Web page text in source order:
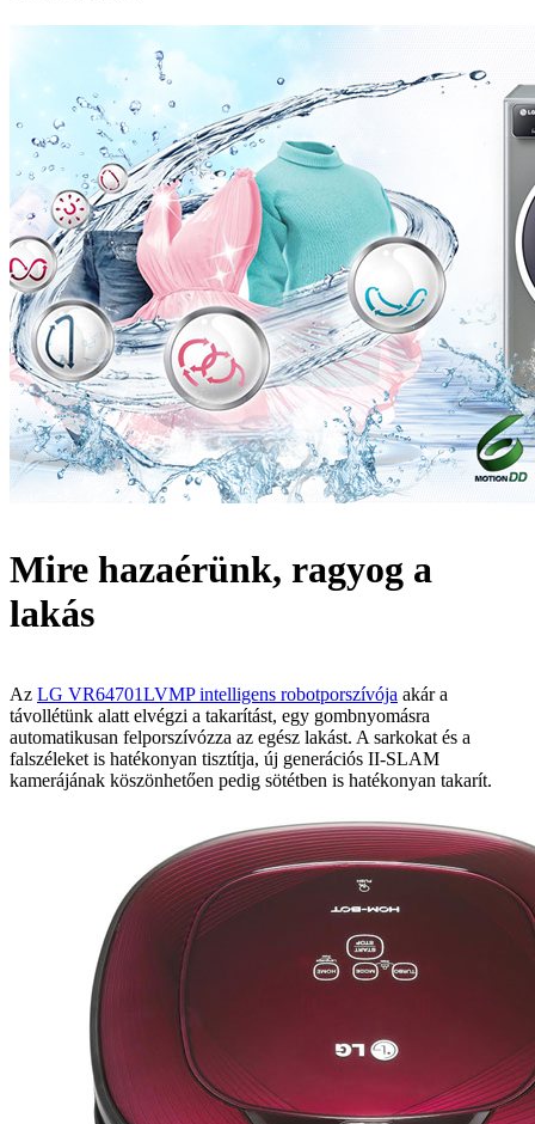
Mire hazaérünk, ragyog a
lakás
Az LG VR64701LVMP intelligens robotporszívója akár a
távollétünk alatt elvégzi a takarítást, egy gombnyomásra
automatikusan felporszívózza az egész lakást. A sarkokat és a
falszéleket is hatékonyan tisztítja, új generációs II-SLAM
kamerájának köszönhetően pedig sötétben is hatékonyan takarít.